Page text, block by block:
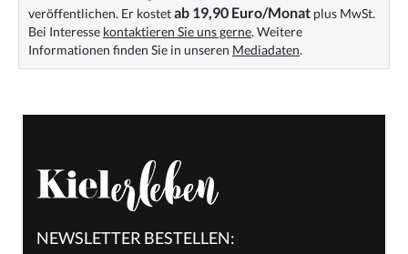
veröffentlichen. Er kostetab 19,90 Euro/Monat plus MwSt.
Bei Interesse kontaktieren Sie uns gerne. Weitere
Informationen finden Sie in unseren Mediadaten.
NEWSLETTER BESTELLEN: